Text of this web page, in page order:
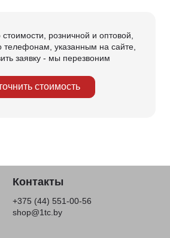
розничной и оптовой,
телефонам, указанным на сайте,
заявку - мы перезвоним
стоимость
Контакты
+375 (44) 551-00-56
shop@1tc.by